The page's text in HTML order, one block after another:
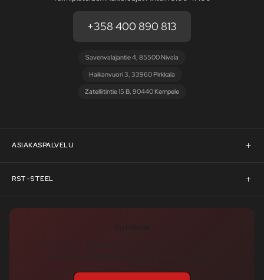
+358 400 890 813
Savenvalajantie 4, 85500 Nivala
Haikanvuori 3, 33960 Pirkkala
Zatelliitintie 15 B, 90440 Kempele
ASIAKASPALVELU
Asiakaspalvelu
Pyydä tarjous
RST-STEEL
RST-Steelin tarina
Tukku-asiakkaaksi
Uutiskirje